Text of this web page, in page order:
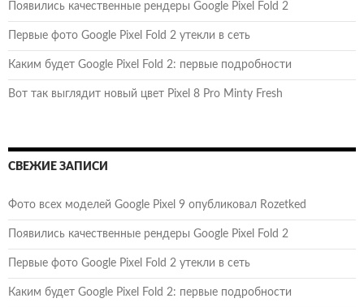
Появились качественные рендеры Google Pixel Fold 2
Первые фото Google Pixel Fold 2 утекли в сеть
Каким будет Google Pixel Fold 2: первые подробности
Вот так выглядит новый цвет Pixel 8 Pro Minty Fresh
СВЕЖИЕ ЗАПИСИ
Фото всех моделей Google Pixel 9 опубликовал Rozetked
Появились качественные рендеры Google Pixel Fold 2
Первые фото Google Pixel Fold 2 утекли в сеть
Каким будет Google Pixel Fold 2: первые подробности